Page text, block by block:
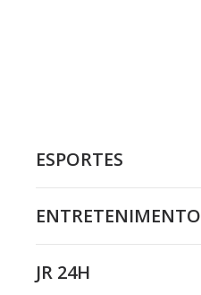
ESPORTES
ENTRETENIMENTO
JR 24H